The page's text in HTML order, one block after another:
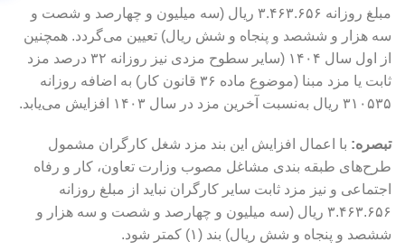
مبلغ روزانه ۳.۴۶۳.۶۵۶ ریال (سه میلیون و چهارصد و شصت و
سه هزار و ششصد و پنجاه و شش ریال) تعیین می‌گردد. همچنین
از اول سال ۱۴۰۴ (سایر سطوح مزدی نیز روزانه ۳۲ درصد مزد
ثابت یا مزد مبنا (موضوع ماده ۳۶ قانون کار) به اضافه روزانه
۳۱۰۵۳۵ ریال به‌نسبت آخرین مزد در سال ۱۴۰۳ افزایش می‌یابد.
تبصره: با اعمال افزایش این بند مزد شغل کارگران مشمول
طرح‌های طبقه بندی مشاغل مصوب وزارت تعاون، کار و رفاه
اجتماعی و نیز مزد ثابت سایر کارگران نباید از مبلغ روزانه
۳.۴۶۳.۶۵۶ ریال (سه میلیون و چهارصد و شصت و سه هزار و
ششصد و پنجاه و شش ریال) بند (۱) کمتر شود.